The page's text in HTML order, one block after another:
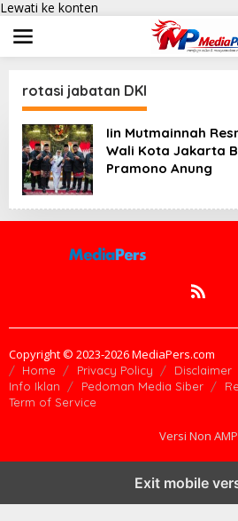
Lewati ke konten
rotasi jabatan DKI
Iin Mutmainnah
Wali Kota Jakarta
Pramono Anung
Copyright © 2023-2026 MediaPers.com
Home Privacy Policy Disclaimer
Info Iklan
Pedoman Media Siber
Term of Service
Versi Non AMP
Exit mobile